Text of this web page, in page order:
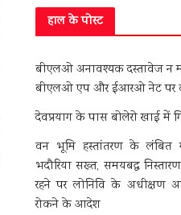
हाल के पोस्ट
बीएलओ अनावश्यक दस्तावेज न
बीएलओ एप और ईआरओ नेट पर
देवप्रयाग के पास बोलेरो खाई में
वन भूमि हस्तांतरण के लंबित
भदौरिया सख्त, समयबद्ध
रहने पर लोनिवि के अधीक्षण
रोकने के आदेश